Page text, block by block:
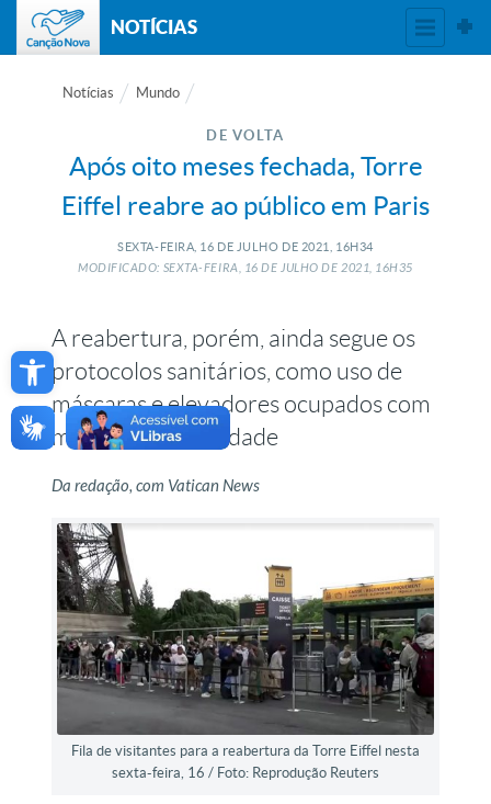
Open toolbar
NOTÍCIAS
Notícias Mundo
DE VOLTA
Após oito meses fechada, Torre
Eiffel reabre ao público em Paris
SEXTA-FEIRA, 16 DE JULHO DE 2021, 16H34
MODIFICADO: SEXTA-FEIRA, 16 DEJULHO DE 2021, 16H35
A reabertura, porém, ainda segue os
protocolos sanitários, como uso de
máscaras e elevadores ocupados com
metade da capacidade
Da redação, com Vatican News
Fila de visitantes para a reabertura da Torre Eiffel nesta
sexta-feira, 16 / Foto: Reprodução Reuters